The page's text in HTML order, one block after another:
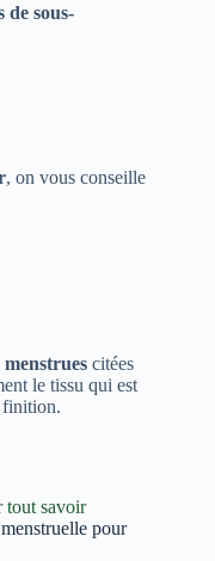
de sous-
, on vous conseille
menstrues citées
le tissu qui est
finition.
tout savoir
pour